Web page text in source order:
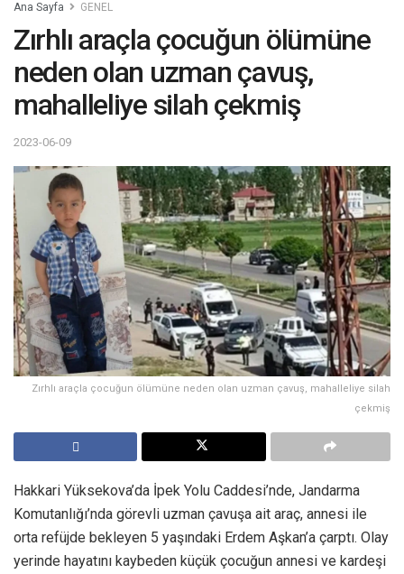
Ana Sayfa GENEL
Zırhlı araçla çocuğun ölümüne
neden olan uzman çavuş,
mahalleliye silah çekmiş
2023-06-09
Zırhlı araçla çocuğun ölümüne neden olan uzman çavuş, mahalleliye silah
çekmiş
Hakkari Yüksekova’da İpek Yolu Caddesi’nde, Jandarma
Komutanlığı’nda görevli uzman çavuşa ait araç, annesi ile
orta refüjde bekleyen 5 yaşındaki Erdem Aşkan’a çarptı. Olay
yerinde hayatını kaybeden küçük çocuğun annesi ve kardeşi